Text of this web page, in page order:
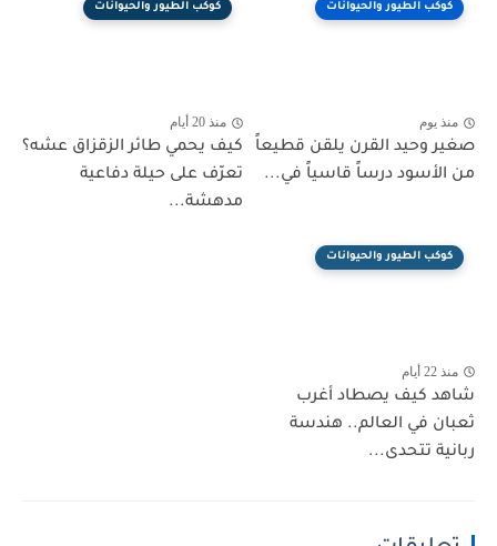
كوكب الطيور والحيوانات
منذ يوم
صغير وحيد القرن يلقن قطيعاً
من الأسود درساً قاسياً في...
كوكب الطيور والحيوانات
منذ 20 أيام
كيف يحمي طائر الزقزاق عشه؟
تعرّف على حيلة دفاعية
مدهشة...
كوكب الطيور والحيوانات
منذ 22 أيام
شاهد كيف يصطاد أغرب
ثعبان في العالم.. هندسة
ربانية تتحدى...